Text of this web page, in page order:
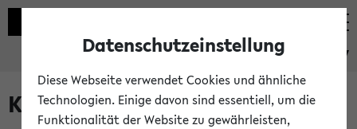
eKVV
Kombisuche im eKVV
Datenschutzeinstellung
Diese Webseite verwendet Cookies und ähnliche
Technologien. Einige davon sind essentiell, um die
Funktionalität der Website zu gewährleisten,